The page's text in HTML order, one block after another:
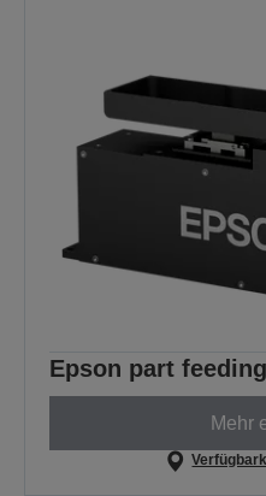
Epson part
Mehr